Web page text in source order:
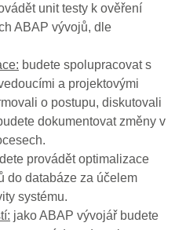
unit testy k ověření
ABAP vývojů, dle
budete spolupracovat s
a projektovými
o postupu, diskutovali
dokumentovat změny v
provádět optimalizace
do databáze za účelem
systému.
jako ABAP vývojář budete